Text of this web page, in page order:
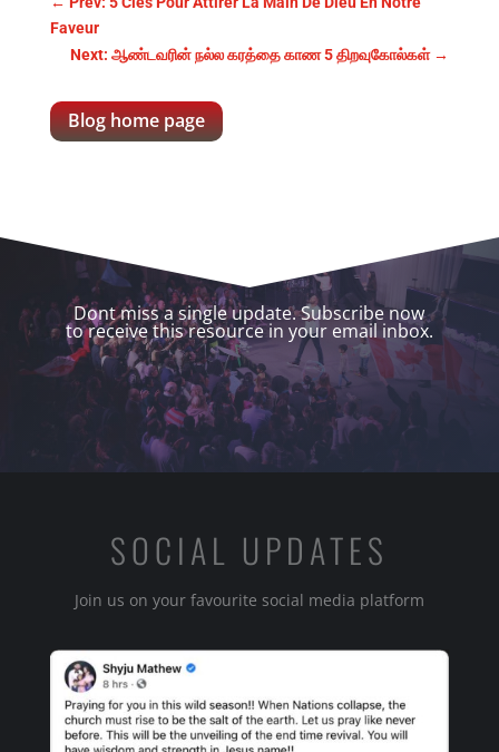
Faveur
Next: ஆண்டவரின் நல்ல கரத்தை காண 5 திறவுகோல்கள்→
Blog home page
Dont miss a single update. Subscribe now
to receive this resource in your email inbox.
SOCIAL UPDATES
Join us on your favourite social media platform